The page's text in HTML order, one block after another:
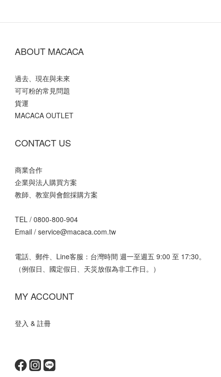
ABOUT MACACA
過去、現在與未來
可可粉的常見問題
貨運
MACACA OUTLET
CONTACT US
商業合作
企業與法人購買方案
教師、教室與會館採購方案
TEL / 0800-800-904
Email / service@macaca.com.tw
電話、郵件、Line客服：台灣時間 週一至週五 9:00 至 17:30。
（例假日、國定假日、天災放假為非工作日。）
MY ACCOUNT
登入 & 註冊